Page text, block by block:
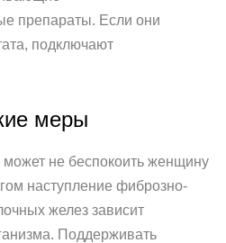
препараты. Если они
подключают
меры
может не беспокоить женщину
наступление фиброзно-
желез зависит
Поддерживать